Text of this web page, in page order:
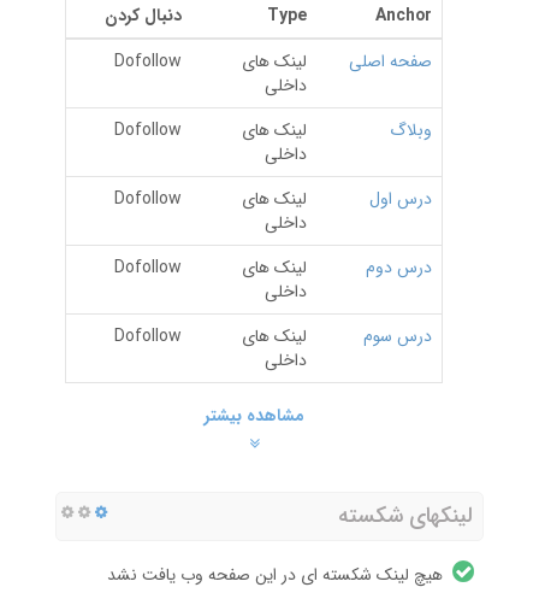
Anchor
Type
دنبال کردن
صفحه اصلی
لینک های
داخلی
Dofollow
وبلاگ
لینک های
داخلی
Dofollow
درس اول
لینک های
داخلی
Dofollow
درس دوم
لینک های
داخلی
Dofollow
درس سوم
لینک های
داخلی
Dofollow
مشاهده بیشتر
لینکهای شکسته
هیچ لینک شکسته ای در این صفحه وب یافت نشد